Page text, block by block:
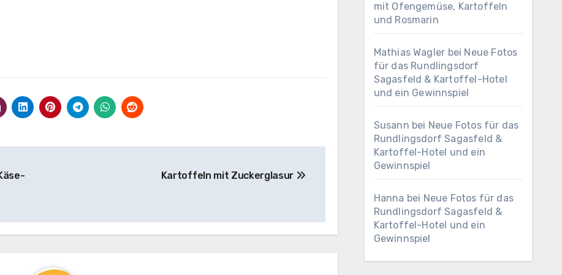
Kartoffeln mit Zuckerglasur
mit Ofengemüse, Kartoffeln
und Rosmarin
Mathias Wagler bei Neue Fotos
für das Rundlingsdorf
Sagasfeld & Kartoffel-Hotel
und ein Gewinnspiel
Susann bei Neue Fotos für das
Rundlingsdorf Sagasfeld &
Kartoffel-Hotel und ein
Gewinnspiel
Hanna bei Neue Fotos für das
Rundlingsdorf Sagasfeld &
Kartoffel-Hotel und ein
Gewinnspiel